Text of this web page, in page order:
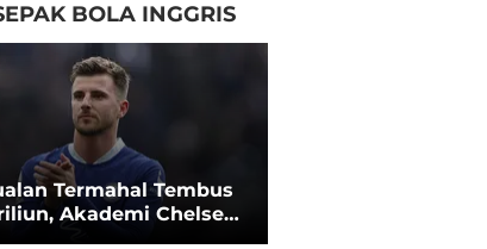
BOLA INGGRIS
Termahal Tembus
Akademi Chelsea